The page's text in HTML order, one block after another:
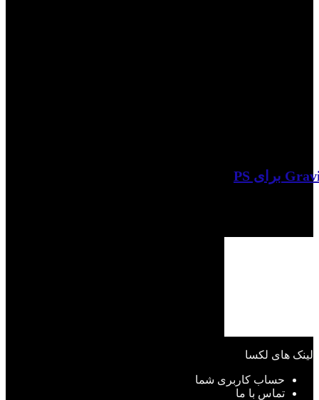
لینک های لکسا
حساب کاربری شما
تماس با ما